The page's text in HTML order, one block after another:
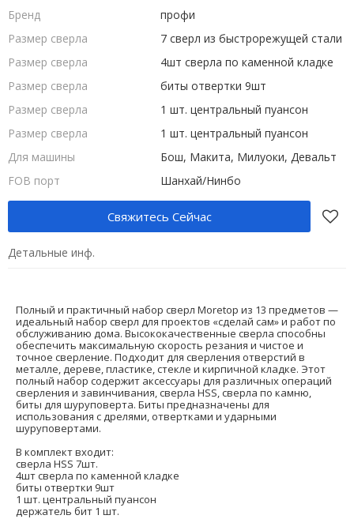
Бренд
профи
Размер сверла
7 сверл из быстрорежущей стали
Размер сверла
4шт сверла по каменной кладке
Размер сверла
биты отвертки 9шт
Размер сверла
1 шт. центральный пуансон
Размер сверла
1 шт. центральный пуансон
Для машины
Бош, Макита, Милуоки, Девальт
FOB порт
Шанхай/Нинбо
Свяжитесь Сейчас
Детальные инф.
Полный и практичный набор сверл Moretop из 13 предметов —
идеальный набор сверл для проектов «сделай сам» и работ по
обслуживанию дома. Высококачественные сверла способны
обеспечить максимальную скорость резания и чистое и
точное сверление. Подходит для сверления отверстий в
металле, дереве, пластике, стекле и кирпичной кладке. Этот
полный набор содержит аксессуары для различных операций
сверления и завинчивания, сверла HSS, сверла по камню,
биты для шуруповерта. Биты предназначены для
использования с дрелями, отвертками и ударными
шуруповертами.
В комплект входит:
сверла HSS 7шт.
4шт сверла по каменной кладке
биты отвертки 9шт
1 шт. центральный пуансон
держатель бит 1 шт.